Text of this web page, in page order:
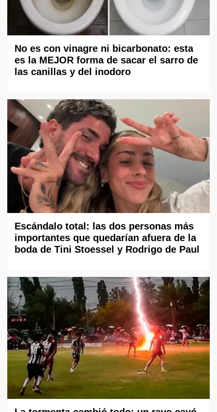
No es con vinagre ni bicarbonato: esta
es la MEJOR forma de sacar el sarro de
las canillas y del inodoro
Escándalo total: las dos personas más
importantes que quedarían afuera de la
boda de Tini Stoessel y Rodrigo de Paul